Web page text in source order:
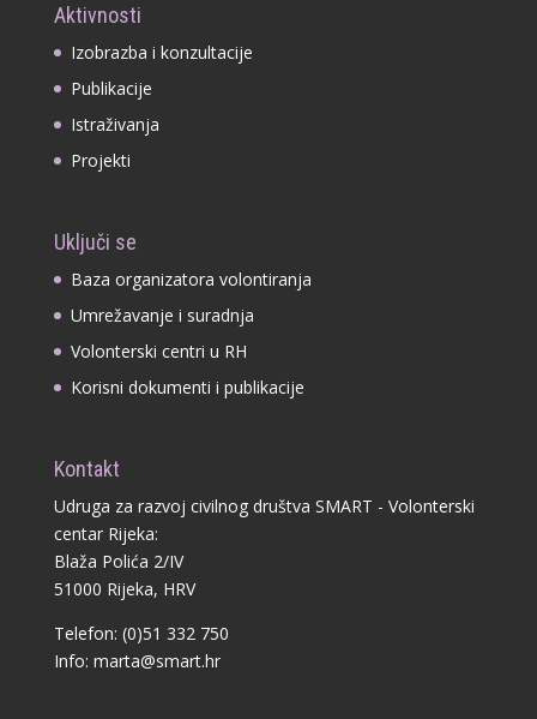
Aktivnosti
Izobrazba i konzultacije
Publikacije
Istraživanja
Projekti
Uključi se
Baza organizatora volontiranja
Umrežavanje i suradnja
Volonterski centri u RH
Korisni dokumenti i publikacije
Kontakt
Udruga za razvoj civilnog društva SMART - Volonterski
centar Rijeka:
Blaža Polića 2/IV
51000 Rijeka, HRV
Telefon: (0)51 332 750
Info: marta@smart.hr